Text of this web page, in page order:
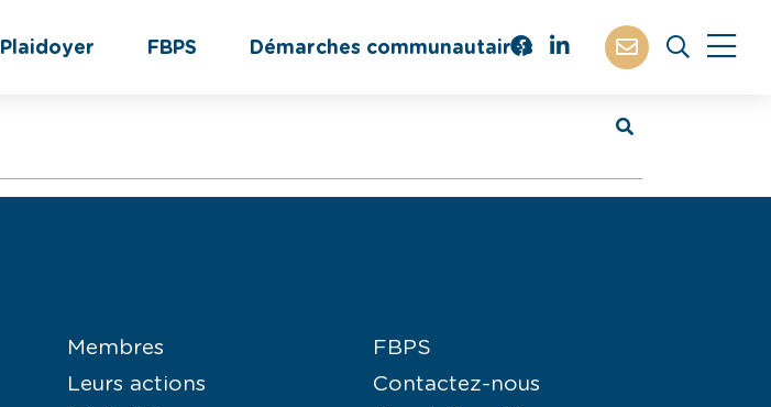
Plaidoyer FBPS Démarches communautaires
Membres
Leurs actions
FBPS
Contactez-nous